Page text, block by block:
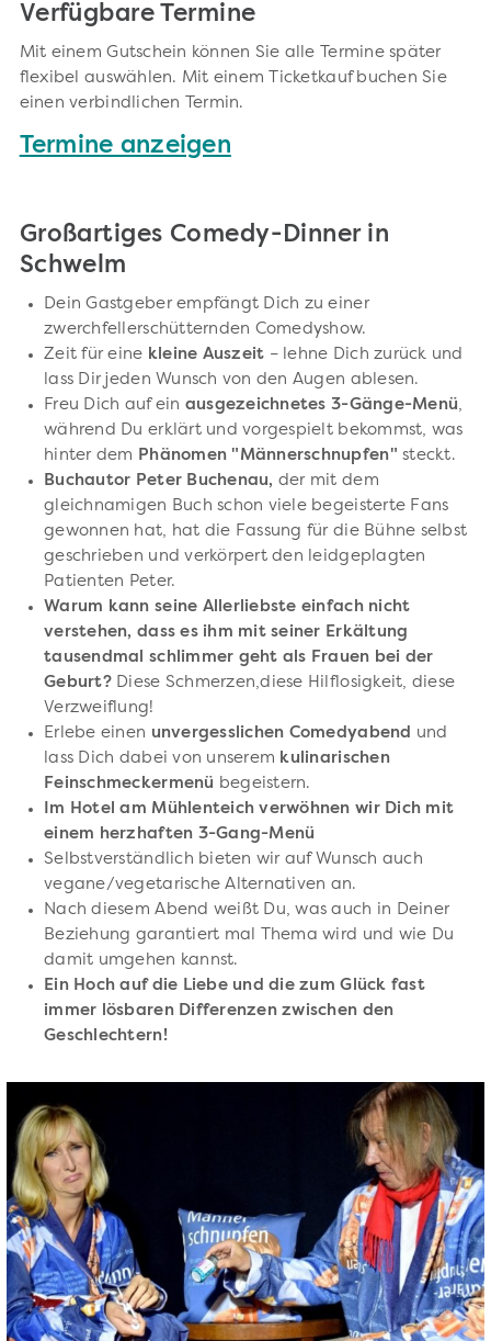
Verfügbare Termine
Mit einem Gutschein können Sie alle Termine später
flexibel auswählen. Mit einem Ticketkauf buchen Sie
einen verbindlichen Termin.
Termine anzeigen
Großartiges Comedy-Dinner in
Schwelm
Dein Gastgeber empfängt Dich zu einer
zwerchfellerschütternden Comedyshow.
Zeit für eine kleine Auszeit – lehne Dich zurück und
lass Dir jeden Wunsch von den Augen ablesen.
Freu Dich auf ein ausgezeichnetes 3-Gänge-Menü,
während Du erklärt und vorgespielt bekommst, was
hinter dem Phänomen "Männerschnupfen" steckt.
Buchautor Peter Buchenau, der mit dem
gleichnamigen Buch schon viele begeisterte Fans
gewonnen hat, hat die Fassung für die Bühne selbst
geschrieben und verkörpert den leidgeplagten
Patienten Peter.
Warum kann seine Allerliebste einfach nicht
verstehen, dass es ihm mit seiner Erkältung
tausendmal schlimmer geht als Frauen bei der
Geburt?Diese Schmerzen,diese Hilflosigkeit, diese
Verzweiflung!
Erlebe einen unvergesslichen Comedyabend und
lass Dich dabei von unserem kulinarischen
Feinschmeckermenü begeistern.
Im Hotel am Mühlenteich verwöhnen wir Dich mit
einem herzhaften 3-Gang-Menü
Selbstverständlich bieten wir auf Wunsch auch
vegane/vegetarische Alternativen an.
Nach diesem Abend weißt Du, was auch in Deiner
Beziehung garantiert mal Thema wird und wie Du
damit umgehen kannst.
Ein Hoch auf die Liebe und die zum Glück fast
immer lösbaren Differenzen zwischen den
Geschlechtern!